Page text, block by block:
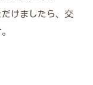
けましたら、交